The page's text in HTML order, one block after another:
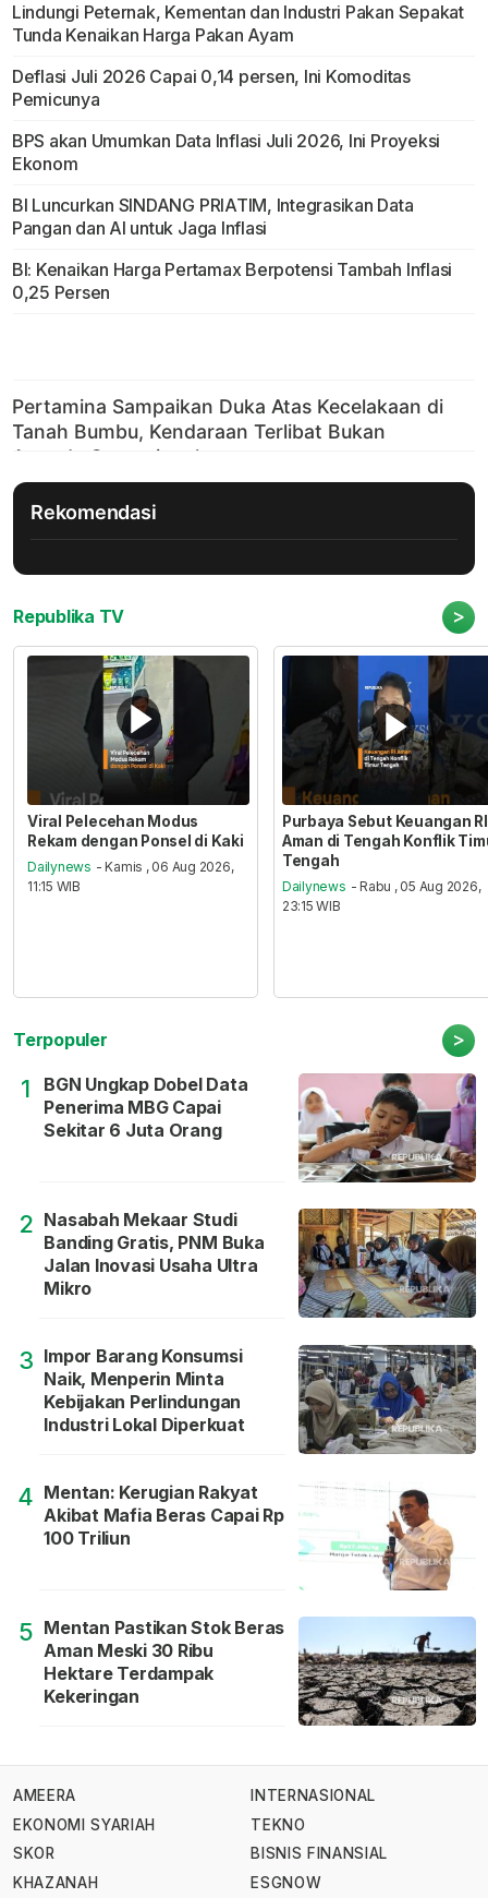
Lindungi Peternak, Kementan dan Industri Pakan Sepakat
Tunda Kenaikan Harga Pakan Ayam
Deflasi Juli 2026 Capai 0,14 persen, Ini Komoditas
Pemicunya
BPS akan Umumkan Data Inflasi Juli 2026, Ini Proyeksi
Ekonom
BI Luncurkan SINDANG PRIATIM, Integrasikan Data
Pangan dan AI untuk Jaga Inflasi
BI: Kenaikan Harga Pertamax Berpotensi Tambah Inflasi
0,25 Persen
Rekomendasi
Republika TV >
Viral Pelecehan Modus
Rekam dengan Ponsel di Kaki
Dailynews - Kamis , 06 Aug 2026,
11:15 WIB
Purbaya Sebut Keuangan RI
Aman di Tengah Konflik
Tengah
Dailynews - Rabu , 05 Aug 2026,
23:15 WIB
Terpopuler >
1
BGN Ungkap Dobel Data
Penerima MBG Capai
Sekitar 6 Juta Orang
2 Nasabah Mekaar Studi
Banding Gratis, PNM Buka
Jalan Inovasi Usaha Ultra
Mikro
3 Impor Barang Konsumsi
Naik, Menperin Minta
Kebijakan Perlindungan
Industri Lokal Diperkuat
4 Mentan: Kerugian Rakyat
Akibat Mafia Beras Capai Rp
100 Triliun
5 Mentan Pastikan Stok Beras
Aman Meski 30 Ribu
Hektare Terdampak
Kekeringan
AMEERA
EKONOMI SYARIAH
SKOR
KHAZANAH
INTERNASIONAL
TEKNO
BISNIS FINANSIAL
ESGNOW